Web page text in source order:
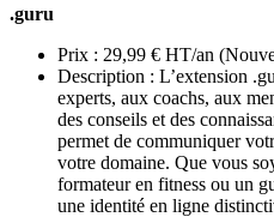
.guru
Prix : 29,99 € HT/an
Description : L’extension
experts, aux coachs, aux
des conseils et des
permet de communiquer
votre domaine. Que vous
formateur en fitness ou un
une identité en ligne